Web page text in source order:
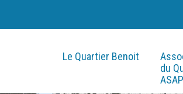
Le Quartier Benoit
du
ASAP